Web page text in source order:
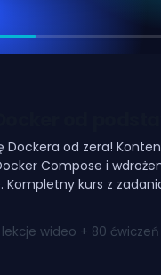
Dockera od zera!
Compose i
Kompletny kurs z
wideo + 80 ćwiczeń